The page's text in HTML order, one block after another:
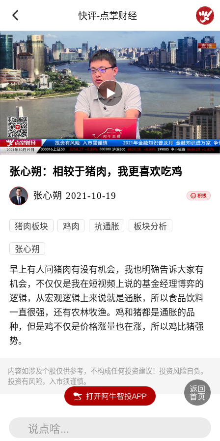
快评-点掌财经
张心朔：相较于猪肉，我更喜欢吃鸡
张心朔 2021-10-19
猪肉板块 鸡肉 抗通胀
板块分析
张心朔
早上有人问猪肉有没有机会，我也明确告诉大家有
机会，不仅仅是我在短视频上说的基金经理博弈的
逻辑，从宏观逻辑上来说就是通胀，所以食品饮料
一直很强，还有农林牧渔。鸡和猪都是通胀的品
种，但是鸡不仅是价格涨量也在涨，所以鸡比猪强
势。
内容如涉及个股仅供参考，不构成任何投资建议！投资风险自负。
投资有风险，入市须谨慎。
说点啥...